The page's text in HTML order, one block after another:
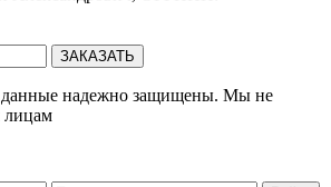
надежно защищены. Мы не
лицам